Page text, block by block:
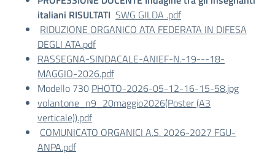
italiani RISULTATI SWG GILDA .pdf
RIDUZIONE ORGANICO ATA FEDERATA IN DIFESA
DEGLI ATA.pdf
RASSEGNA-SINDACALE-ANIEF-N.-19---18-
MAGGIO-2026.pdf
Modello 730 PHOTO-2026-05-12-16-15-58.jpg
volantone_n9_20maggio2026(Poster (A3
verticale)).pdf
COMUNICATO ORGANICI A.S. 2026-2027 FGU-
ANPA.pdf